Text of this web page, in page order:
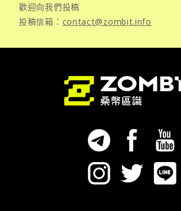
歡迎向我們投稿
投稿信箱： contact@zombit.info